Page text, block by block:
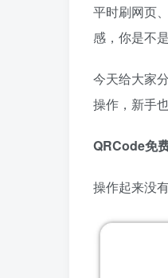
平时刷网页
感，你是不
今天给大家
操作，新手
QRCode免
操作起来没